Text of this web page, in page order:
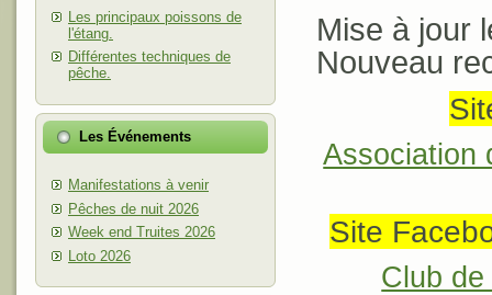
Les principaux poissons de
l'étang.
Différentes techniques de
pêche.
Les Événements
Manifestations à venir
Pêches de nuit 2026
Week end Truites 2026
Loto 2026
Mise à jour
Nouveau
Association
Site
Club